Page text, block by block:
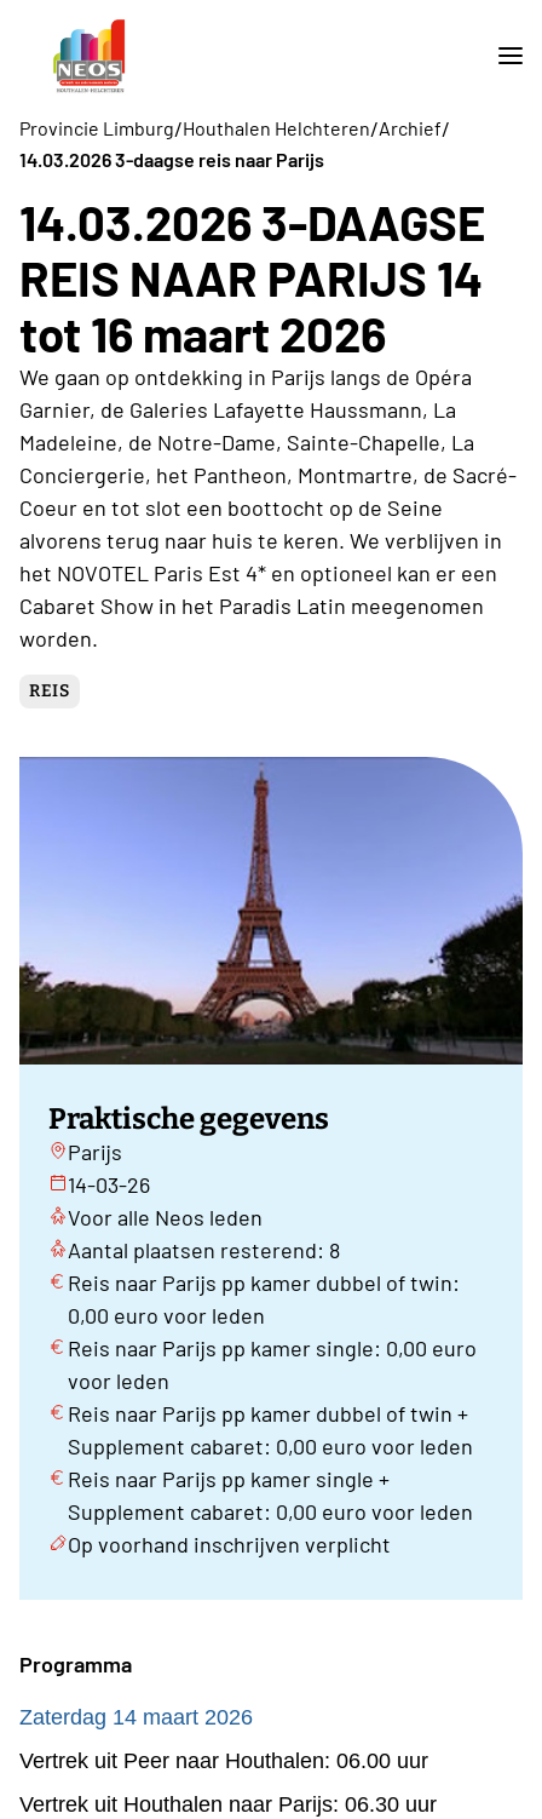
Provincie Limburg/Houthalen Helchteren/Archief/
14.03.2026 3-daagse reis naar Parijs
14.03.2026 3-DAAGSE
REIS NAAR PARIJS 14
tot 16 maart 2026
We gaan op ontdekking in Parijs langs de Opéra
Garnier, de Galeries Lafayette Haussmann, La
Madeleine, de Notre-Dame, Sainte-Chapelle, La
Conciergerie, het Pantheon, Montmartre, de Sacré-
Coeur en tot slot een boottocht op de Seine
alvorens terug naar huis te keren. We verblijven in
het NOVOTEL Paris Est 4* en optioneel kan er een
Cabaret Show in het Paradis Latin meegenomen
worden.
REIS
Praktische gegevens
Parijs
14-03-26
Voor alle Neos leden
Aantal plaatsen resterend: 8
Reis naar Parijs pp kamer dubbel of twin:
0,00 euro voor leden
Reis naar Parijs pp kamer single: 0,00 euro
voor leden
Reis naar Parijs pp kamer dubbel of twin +
Supplement cabaret: 0,00 euro voor leden
Reis naar Parijs pp kamer single +
Supplement cabaret: 0,00 euro voor leden
Op voorhand inschrijven verplicht
Programma
Zaterdag 14 maart 2026
Vertrek uit Peer naar Houthalen: 06.00 uur
Vertrek uit Houthalen naar Parijs: 06.30 uur